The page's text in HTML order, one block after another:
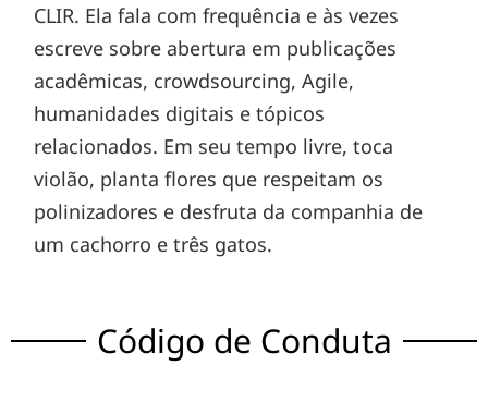
CLIR. Ela fala com frequência e às vezes
escreve sobre abertura em publicações
acadêmicas, crowdsourcing, Agile,
humanidades digitais e tópicos
relacionados. Em seu tempo livre, toca
violão, planta flores que respeitam os
polinizadores e desfruta da companhia de
um cachorro e três gatos.
Código de Conduta